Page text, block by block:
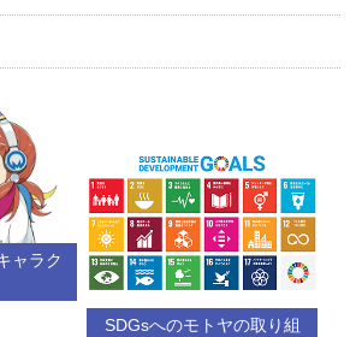
ャラク
SDGsへのモトヤの取り組